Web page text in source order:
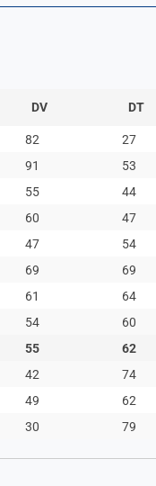
DV DT
82 27
91 53
55 44
60 47
47 54
69 69
61 64
54 60
55 62
42 74
49 62
30 79